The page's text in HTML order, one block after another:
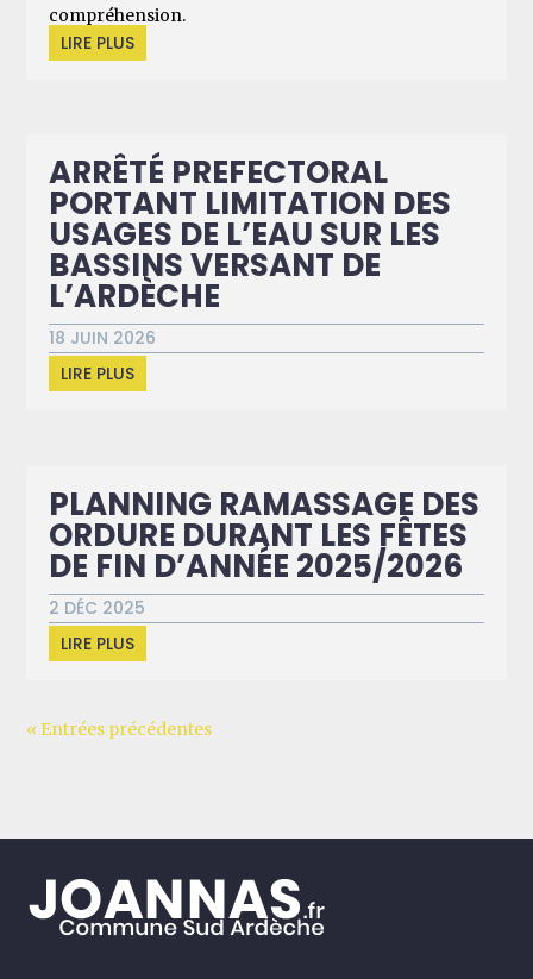
compréhension.
LIRE PLUS
ARRÊTÉ PREFECTORAL
PORTANT LIMITATION DES
USAGES DE L’EAU SUR LES
BASSINS VERSANT DE
L’ARDÈCHE
18 JUIN 2026
LIRE PLUS
PLANNING RAMASSAGE DES
ORDURE DURANT LES FÊTES
DE FIN D’ANNÉE 2025/2026
2 DÉC 2025
LIRE PLUS
« Entrées précédentes